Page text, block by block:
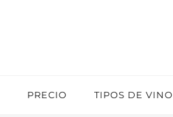
PRECIO TIPOS DE VINO